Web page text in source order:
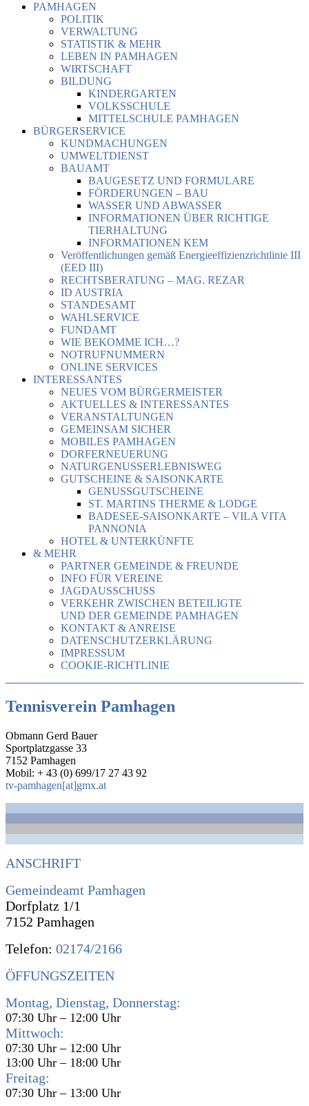
PAMHAGEN
POLITIK
VERWALTUNG
STATISTIK & MEHR
LEBEN IN PAMHAGEN
WIRTSCHAFT
BILDUNG
KINDERGARTEN
VOLKSSCHULE
MITTELSCHULE PAMHAGEN
BÜRGERSERVICE
KUNDMACHUNGEN
UMWELTDIENST
BAUAMT
BAUGESETZ UND FORMULARE
FÖRDERUNGEN – BAU
WASSER UND ABWASSER
INFORMATIONEN ÜBER RICHTIGE
TIERHALTUNG
INFORMATIONEN KEM
Veröffentlichungen gemäß Energieeffizienzrichtlinie III
(EED III)
RECHTSBERATUNG – MAG. REZAR
ID AUSTRIA
STANDESAMT
WAHLSERVICE
FUNDAMT
WIE BEKOMME ICH…?
NOTRUFNUMMERN
ONLINE SERVICES
INTERESSANTES
NEUES VOM BÜRGERMEISTER
AKTUELLES & INTERESSANTES
VERANSTALTUNGEN
GEMEINSAM SICHER
MOBILES PAMHAGEN
DORFERNEUERUNG
NATURGENUSSERLEBNISWEG
GUTSCHEINE & SAISONKARTE
GENUSSGUTSCHEINE
ST. MARTINS THERME & LODGE
BADESEE-SAISONKARTE – VILA VITA
PANNONIA
HOTEL & UNTERKÜNFTE
& MEHR
PARTNER GEMEINDE & FREUNDE
INFO FÜR VEREINE
JAGDAUSSCHUSS
VERKEHR ZWISCHEN BETEILIGTE
UND DER GEMEINDE PAMHAGEN
KONTAKT & ANREISE
DATENSCHUTZERKLÄRUNG
IMPRESSUM
COOKIE-RICHTLINIE
Tennisverein Pamhagen
Obmann Gerd Bauer
Sportplatzgasse 33
7152 Pamhagen
Mobil: + 43 (0) 699/17 27 43 92
tv-pamhagen[at]gmx.at
ANSCHRIFT
Gemeindeamt Pamhagen
Dorfplatz 1/1
7152 Pamhagen
Telefon: 02174/2166
ÖFFUNGSZEITEN
Montag, Dienstag, Donnerstag:
07:30 Uhr – 12:00 Uhr
Mittwoch:
07:30 Uhr – 12:00 Uhr
13:00 Uhr – 18:00 Uhr
Freitag:
07:30 Uhr – 13:00 Uhr